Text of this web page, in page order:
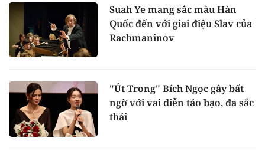
Suah Ye mang sắc màu Hàn
Quốc đến với giai điệu Slav của
Rachmaninov
"Út Trong" Bích Ngọc gây bất
ngờ với vai diễn táo bạo, đa sắc
thái